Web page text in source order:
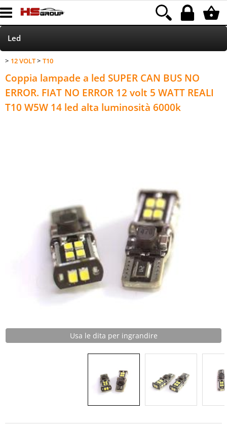
Home Page
Led
Accessori
Multimedia
Spazzole Tergicristalli
12 VOLT T10
Coppia lampade a led SUPER CAN BUS NO
ERROR. FIAT NO ERROR 12 volt 5 WATT REALI
T10 W5W 14 led alta luminosità 6000k
Usa le dita per ingrandire